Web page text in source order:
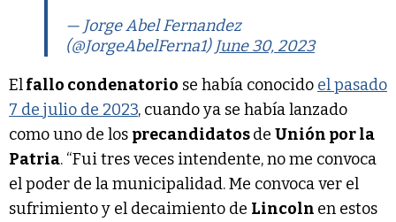
— Jorge Abel Fernandez
(@JorgeAbelFerna1) June 30, 2023
Elfallo condenatorio se había conocido el pasado
7 de julio de 2023, cuando ya se había lanzado
como uno de los precandidatosde Unión por la
Patria. “Fui tres veces intendente, no me convoca
el poder de la municipalidad. Me convoca ver el
sufrimiento y el decaimiento de Lincoln en estos